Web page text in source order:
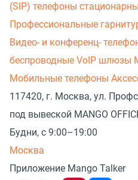
(SIP) телефоны
Профессиональные
Видео- и конференц-
беспроводные VoIP шлюзы
Мобильные телефоны
117420, г. Москва, ул.
под вывеской MANGO
Будни, с 9:00–19:00
Москва
Приложение Mango Talker